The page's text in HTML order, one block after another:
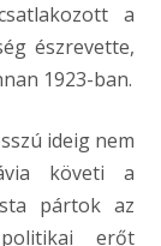
a
észrevette,
1923-ban.
ideig nem
követi a
pártok az
erőt